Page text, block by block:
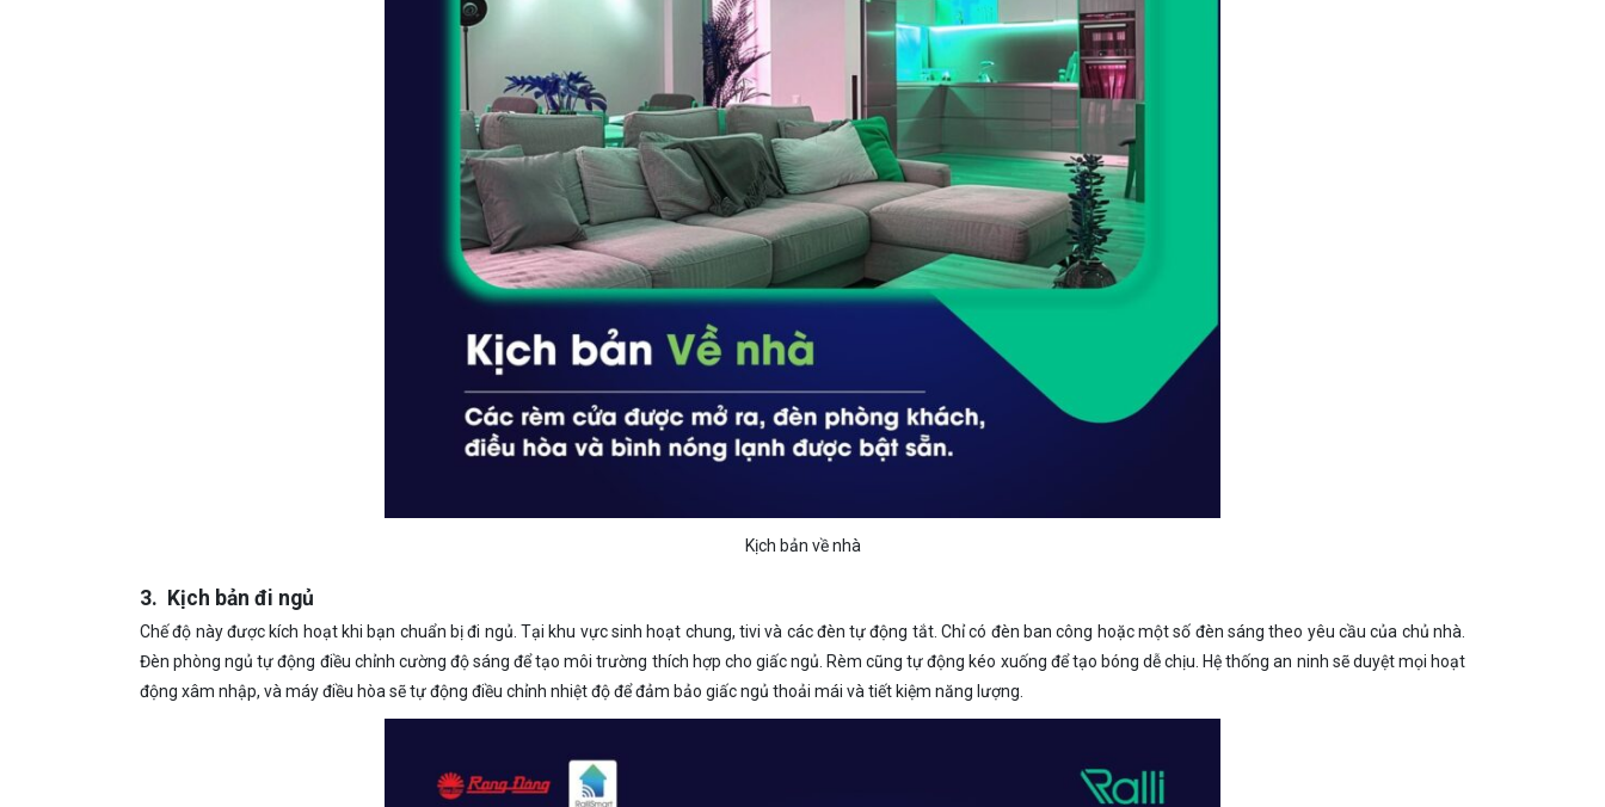
Kịch bản về nhà
3. Kịch bản đi ngủ
Chế độ này được kích hoạt khi bạn chuẩn bị đi ngủ. Tại khu vực sinh hoạt chung, tivi và các đèn tự động tắt. Chỉ có đèn ban công hoặc một số đèn sáng theo yêu cầu của chủ nhà.
Đèn phòng ngủ tự động điều chỉnh cường độ sáng để tạo môi trường thích hợp cho giấc ngủ. Rèm cũng tự động kéo xuống để tạo bóng dễ chịu. Hệ thống an ninh sẽ duyệt mọi hoạt
động xâm nhập, và máy điều hòa sẽ tự động điều chỉnh nhiệt độ để đảm bảo giấc ngủ thoải mái và tiết kiệm năng lượng.